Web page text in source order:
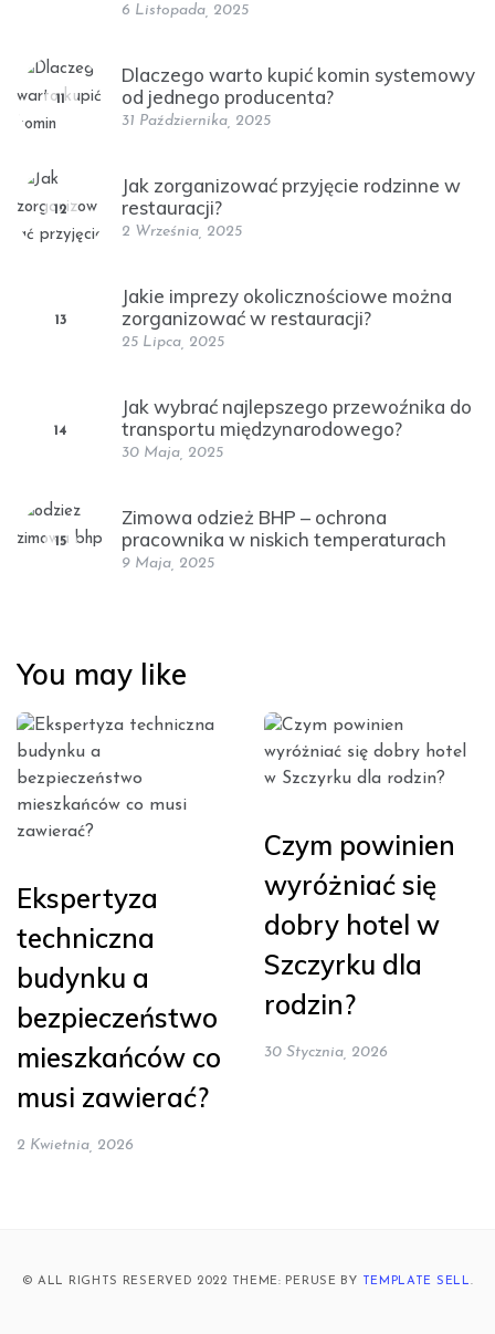
6 Listopada, 2025
11
Dlaczego warto kupić komin systemowy
od jednego producenta?
31 Października, 2025
12
Jak zorganizować przyjęcie rodzinne w
restauracji?
2 Września, 2025
13
Jakie imprezy okolicznościowe można
zorganizować w restauracji?
25 Lipca, 2025
14
Jak wybrać najlepszego przewoźnika do
transportu międzynarodowego?
30 Maja, 2025
15
Zimowa odzież BHP – ochrona
pracownika w niskich temperaturach
9 Maja, 2025
You may like
Ekspertyza
techniczna
budynku a
bezpieczeństwo
mieszkańców co
musi zawierać?
2 Kwietnia, 2026
Czym powinien
wyróżniać się
dobry hotel w
Szczyrku dla
rodzin?
30 Stycznia, 2026
© ALL RIGHTS RESERVED 2022 THEME: PERUSE BY TEMPLATE SELL.